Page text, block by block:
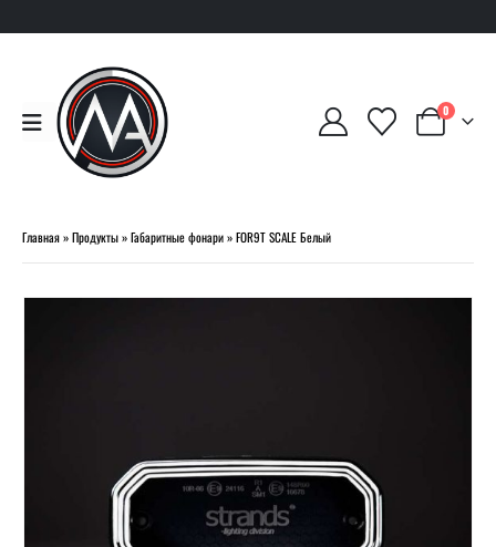
0
Главная»Продукты»Габаритные фонари»FOR9T SCALE Белый